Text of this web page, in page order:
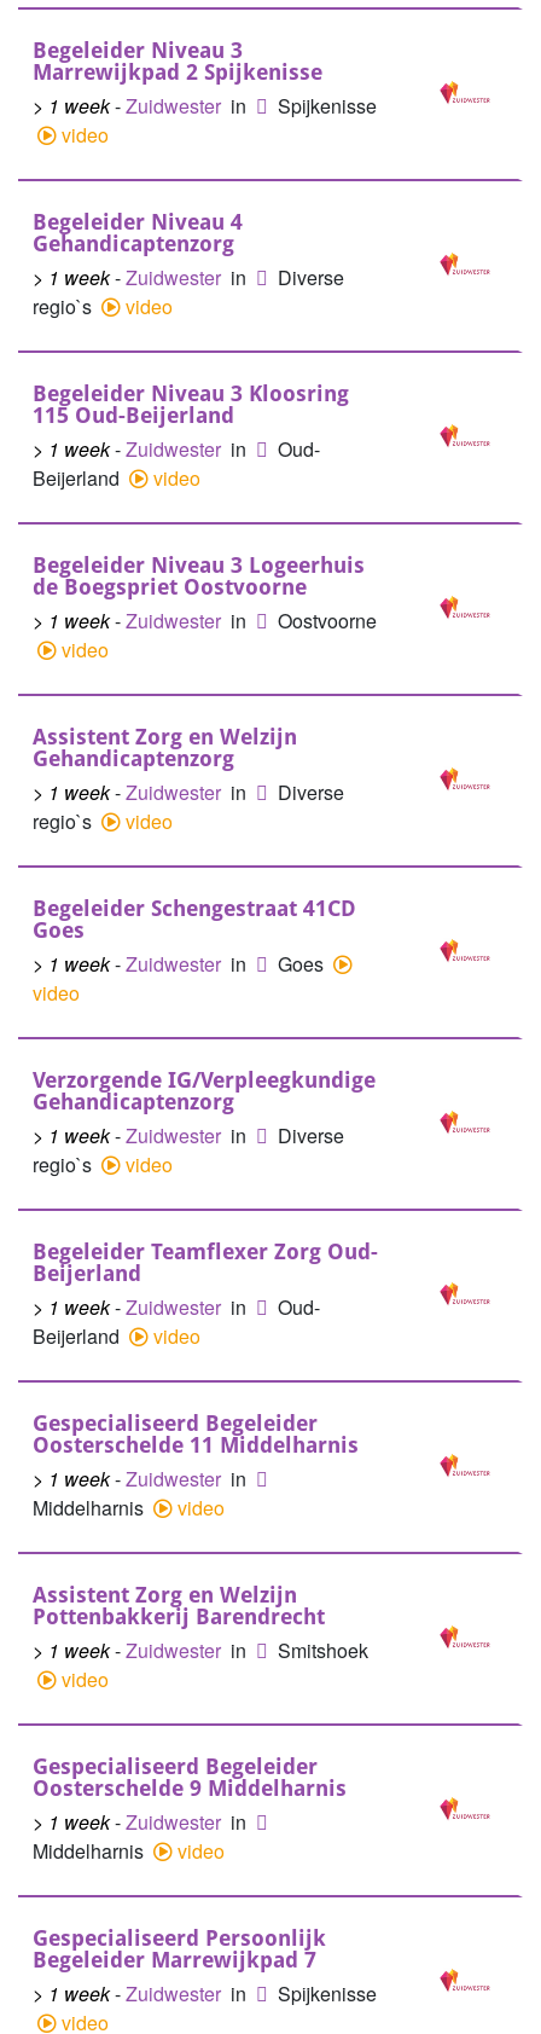
Begeleider Niveau 3
Marrewijkpad 2 Spijkenisse
> 1 week-Zuidwester in
Spijkenisse
video
Begeleider Niveau 4
Gehandicaptenzorg
> 1 week-Zuidwester in
Diverse
regio`s
video
Begeleider Niveau 3 Kloosring
115 Oud-Beijerland
> 1 week-Zuidwester in
Oud-
Beijerland
video
Begeleider Niveau 3 Logeerhuis
de Boegspriet Oostvoorne
> 1 week-Zuidwester in
Oostvoorne
video
Assistent Zorg en Welzijn
Gehandicaptenzorg
> 1 week-Zuidwester in
Diverse
regio`s
video
Begeleider Schengestraat 41CD
Goes
> 1 week-Zuidwester in
Goes
video
Verzorgende IG/Verpleegkundige
Gehandicaptenzorg
> 1 week-Zuidwester in
Diverse
regio`s
video
Begeleider Teamflexer Zorg Oud-
Beijerland
> 1 week-Zuidwester in
Oud-
Beijerland
video
Gespecialiseerd Begeleider
Oosterschelde 11 Middelharnis
> 1 week-Zuidwester in
Middelharnis
video
Assistent Zorg en Welzijn
Pottenbakkerij Barendrecht
> 1 week-Zuidwester in
Smitshoek
video
Gespecialiseerd Begeleider
Oosterschelde 9 Middelharnis
> 1 week-Zuidwester in
Middelharnis
video
Gespecialiseerd Persoonlijk
Begeleider Marrewijkpad 7
> 1 week-Zuidwester in
Spijkenisse
video